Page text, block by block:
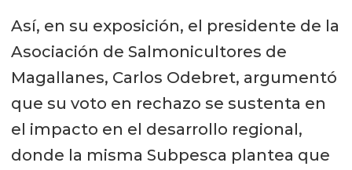
Así, en su exposición, el presidente de la
Asociación de Salmonicultores de
Magallanes, Carlos Odebret, argumentó
que su voto en rechazo se sustenta en
el impacto en el desarrollo regional,
donde la misma Subpesca plantea que